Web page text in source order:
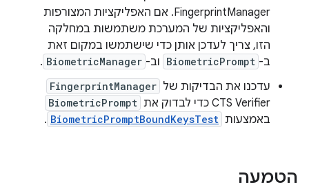
FingerprintManager. אם האפליקציות המצורפות
והאפליקציות של המערכת משתמשות במחלקה
הזו, צריך לעדכן אותן כדי שישתמשו במקום זאת
ב- BiometricPrompt וב- BiometricManager
.
עדכנו את הבדיקות של FingerprintManager
CTS Verifier כדי לבדוק את BiometricPrompt
באמצעות BiometricPromptBoundKeysTest
.
הטמעה